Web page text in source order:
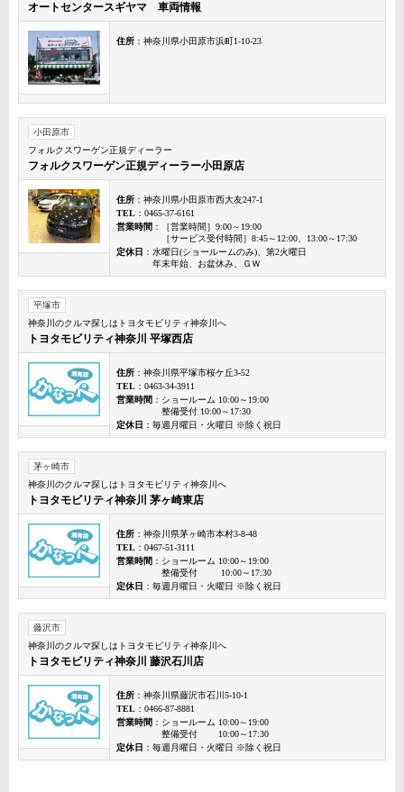
オートセンタースギヤマ 車両情報
住所 ：神奈川県小田原市浜町1-10-23
小田原市
フォルクスワーゲン正規ディーラー
フォルクスワーゲン正規ディーラー小田原店
住所 ：神奈川県小田原市西大友247-1
TEL ：0465-37-6161
営業時間 ：［営業時間］9:00～19:00
［サービス受付時間］8:45～12:00、13:00～17:30
定休日 ：水曜日(ショールームのみ)、第2火曜日
年末年始、お盆休み、ＧＷ
平塚市
神奈川のクルマ探しはトヨタモビリティ神奈川へ
トヨタモビリティ神奈川 平塚西店
住所 ：神奈川県平塚市桜ケ丘3-52
TEL ：0463-34-3911
営業時間 ：ショールーム 10:00～19:00
整備受付 10:00～17:30
定休日 ：毎週月曜日・火曜日 ※除く祝日
茅ヶ崎市
神奈川のクルマ探しはトヨタモビリティ神奈川へ
トヨタモビリティ神奈川 茅ヶ崎東店
住所 ：神奈川県茅ヶ崎市本村3-8-48
TEL ：0467-51-3111
営業時間 ：ショールーム 10:00～19:00
整備受付 10:00～17:30
定休日 ：毎週月曜日・火曜日 ※除く祝日
藤沢市
神奈川のクルマ探しはトヨタモビリティ神奈川へ
トヨタモビリティ神奈川 藤沢石川店
住所 ：神奈川県藤沢市石川5-10-1
TEL ：0466-87-8881
営業時間 ：ショールーム 10:00～19:00
整備受付 10:00～17:30
定休日 ：毎週月曜日・火曜日 ※除く祝日